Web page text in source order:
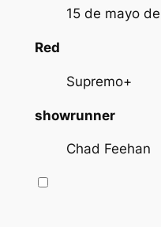
15 de mayo
Red
Supremo+
showrunner
Chad Feehan